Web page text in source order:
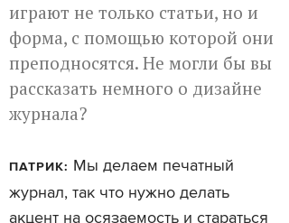
играют не только статьи, но и
форма, с помощью которой они
преподносятся. Не могли бы вы
рассказать немного о дизайне
журнала?
ПАТРИК: Мы делаем печатный
журнал, так что нужно делать
акцент на осязаемость и стараться